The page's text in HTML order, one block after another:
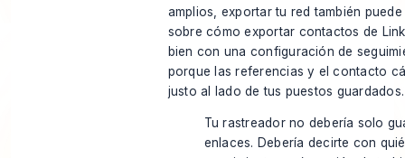
amplios, exportar tu red también
sobrecómo exportar contactos de
bien con una configuración de
porque las referencias y el contacto
justo al lado de tus puestos guardados.
Tu rastreador no debería solo
enlaces. Debería decirte con